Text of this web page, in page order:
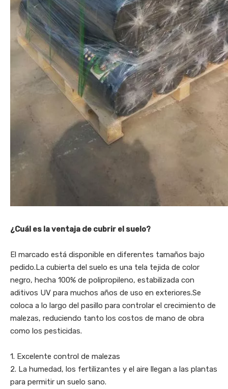
¿Cuál es la ventaja de cubrir el suelo?
El marcado está disponible en diferentes tamaños bajo
pedido.La cubierta del suelo es una tela tejida de color
negro, hecha 100% de polipropileno, estabilizada con
aditivos UV para muchos años de uso en exteriores.Se
coloca a lo largo del pasillo para controlar el crecimiento de
malezas, reduciendo tanto los costos de mano de obra
como los pesticidas.
1. Excelente control de malezas
2. La humedad, los fertilizantes y el aire llegan a las plantas
para permitir un suelo sano.